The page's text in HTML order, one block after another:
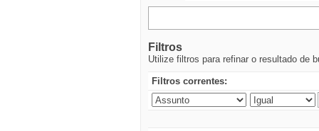
Filtros
Utilize filtros para refinar o resultado de
Filtros correntes: